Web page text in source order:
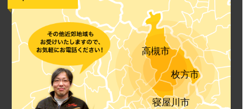
高槻市
枚方市
寝屋川市